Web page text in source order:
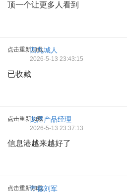
顶一个让更多人看到
点击重新加载四九城人
2026-5-13 23:43:15
已收藏
点击重新加载龙泽产品经理
2026-5-13 23:37:13
信息港越来越好了
点击重新加载帝都刘军